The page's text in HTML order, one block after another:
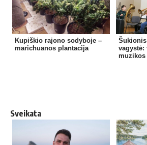
Kupiškio rajono sodyboje –
marichuanos plantacija
vagystė:
muzikos
Sveikata